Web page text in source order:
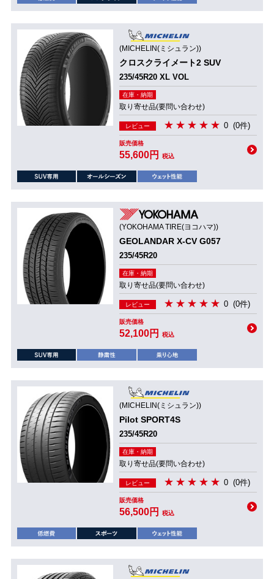
(MICHELIN(ミシュラン))
クロスクライメート2 SUV
235/45R20 XL VOL
在庫・納期
取り寄せ品(要問い合わせ)
レビュー 0 (0件)
販売価格
55,600円 税込
(YOKOHAMA TIRE(ヨコハマ))
GEOLANDAR X-CV G057
235/45R20
在庫・納期
取り寄せ品(要問い合わせ)
レビュー 0 (0件)
販売価格
52,100円 税込
(MICHELIN(ミシュラン))
Pilot SPORT4S
235/45R20
在庫・納期
取り寄せ品(要問い合わせ)
レビュー 0 (0件)
販売価格
56,500円 税込